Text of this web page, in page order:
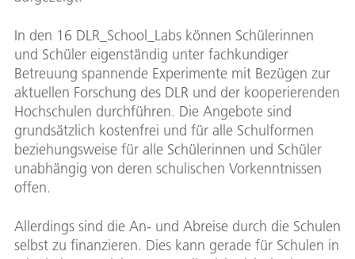
In den 16 DLR_School_Labs können Schülerinnen
und Schüler eigenständig unter fachkundiger
Betreuung spannende Experimente mit Bezügen zur
aktuellen Forschung des DLR und der kooperierenden
Hochschulen durchführen. Die Angebote sind
grundsätzlich kostenfrei und für alle Schulformen
beziehungsweise für alle Schülerinnen und Schüler
unabhängig von deren schulischen Vorkenntnissen
offen.
Allerdings sind die An- und Abreise durch die Schulen
selbst zu finanzieren. Dies kann gerade für Schulen in